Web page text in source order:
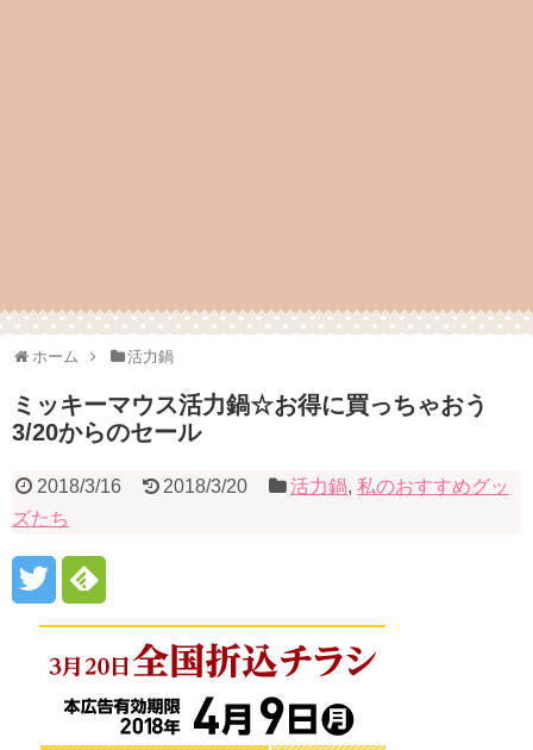
ホーム 活力鍋
ミッキーマウス活力鍋☆お得に買っちゃおう
3/20からのセール
2018/3/16 2018/3/20 活力鍋,私のおすすめグッ
ズたち